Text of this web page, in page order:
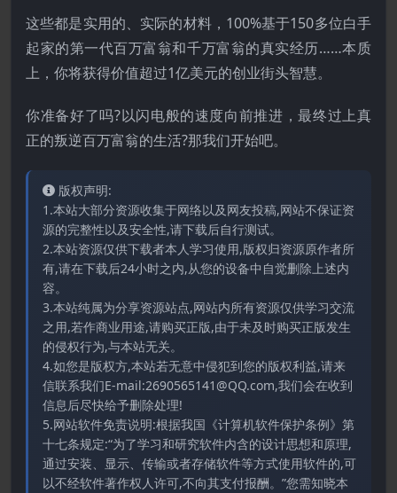
这些都是实用的、实际的材料，100%基于150多位白手
起家的第一代百万富翁和千万富翁的真实经历……本质
上，你将获得价值超过1亿美元的创业街头智慧。
你准备好了吗?以闪电般的速度向前推进，最终过上真
正的叛逆百万富翁的生活?那我们开始吧。
版权声明:
1.本站大部分资源收集于网络以及网友投稿,网站不保证资
源的完整性以及安全性,请下载后自行测试。
2.本站资源仅供下载者本人学习使用,版权归资源原作者所
有,请在下载后24小时之内,从您的设备中自觉删除上述内
容。
3.本站纯属为分享资源站点,网站内所有资源仅供学习交流
之用,若作商业用途,请购买正版,由于未及时购买正版发生
的侵权行为,与本站无关。
4.如您是版权方,本站若无意中侵犯到您的版权利益,请来
信联系我们E-mail:2690565141@QQ.com,我们会在收到
信息后尽快给予删除处理!
5.网站软件免责说明:根据我国《计算机软件保护条例》第
十七条规定:“为了学习和研究软件内含的设计思想和原理,
通过安装、显示、传输或者存储软件等方式使用软件的,可
以不经软件著作权人许可,不向其支付报酬。”您需知晓本